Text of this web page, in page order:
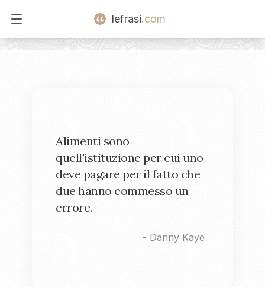
Open main menu
lefrasi.com
Alimenti sono
quell'istituzione per cui uno
deve pagare per il fatto che
due hanno commesso un
errore.
- Danny Kaye